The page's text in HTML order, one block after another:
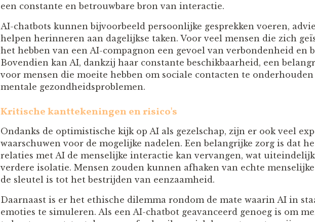
een constante en betrouwbare bron van interactie.
AI-chatbots kunnen bijvoorbeeld persoonlijke gesprekken voeren,
helpen herinneren aan dagelijkse taken. Voor veel mensen die zich
het hebben van een AI-compagnon een gevoel van verbondenheid en
Bovendien kan AI, dankzij haar constante beschikbaarheid, een
voor mensen die moeite hebben om sociale contacten te
mentale gezondheidsproblemen.
Kritische kanttekeningen en risico's
Ondanks de optimistische kijk op AI als gezelschap, zijn er ook veel
waarschuwen voor de mogelijke nadelen. Een belangrijke zorg is dat
relaties met AI de menselijke interactie kan vervangen, wat
verdere isolatie. Mensen zouden kunnen afhaken van echte
de sleutel is tot het bestrijden van eenzaamheid.
Daarnaast is er het ethische dilemma rondom de mate waarin AI in
emoties te simuleren. Als een AI-chatbot geavanceerd genoeg is om